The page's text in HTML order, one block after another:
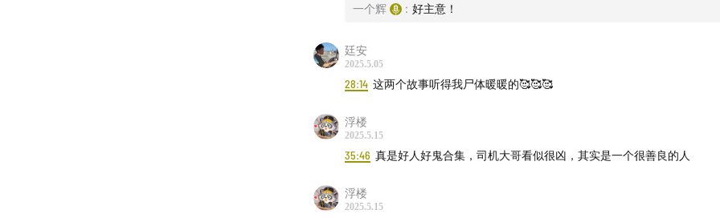
22:40 野墓
一个辉 : 好主意！
廷安
2025.5.05
28:14 这两个故事听得我尸体暖暖的🥰🥰🥰
浮楼
2025.5.15
35:46 真是好人好鬼合集，司机大哥看似很凶，其实是一个很善良的人
浮楼
2025.5.15